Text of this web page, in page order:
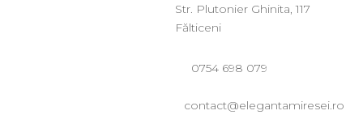
Str. Plutonier Ghinita, 117
Fălticeni
0754 698 079
contact@elegantamiresei.ro